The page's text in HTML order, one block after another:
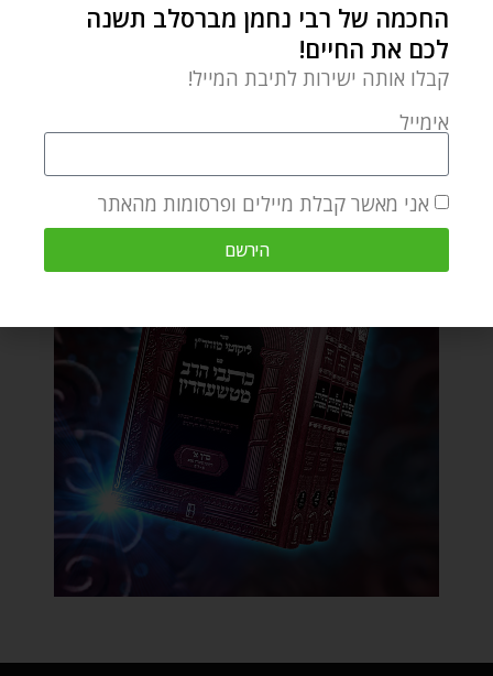
החכמה של רבי נחמן מברסלב תשנה
לכם את החיים!
קבלו אותה ישירות לתיבת המייל!
אימייל
אני מאשר קבלת מיילים ופרסומות מהאתר
הירשם